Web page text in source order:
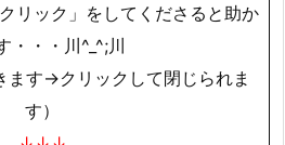
リック」をしてくださると助か
・・・川^_^;川
ます→クリックして閉じられま
す）